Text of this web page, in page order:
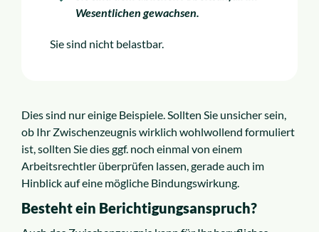
Wesentlichen gewachsen.
Sie sind nicht belastbar.
Dies sind nur einige Beispiele. Sollten Sie unsicher sein,
ob Ihr Zwischenzeugnis wirklich wohlwollend formuliert
ist, sollten Sie dies ggf. noch einmal von einem
Arbeitsrechtler überprüfen lassen, gerade auch im
Hinblick auf eine mögliche Bindungswirkung.
Besteht ein Berichtigungsanspruch?